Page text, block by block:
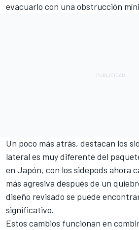
evacuarlo con una obstrucción
Un poco más atrás, destacan los
lateral es muy diferente del
en Japón, con los sidepods ahora
más agresiva después de un
diseño revisado se puede
significativo.
Estos cambios funcionan en